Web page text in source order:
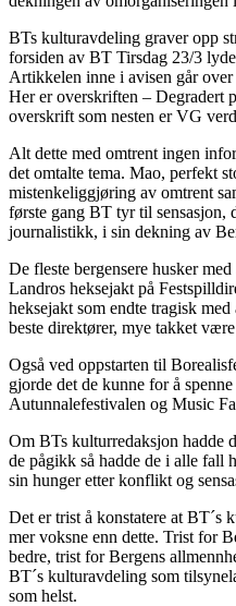
BTs kulturavdeling graver opp
forsiden av BT Tirsdag 23/3
Artikkelen inne i avisen går
Her er overskriften – Degradert
overskrift som nesten er VG
Alt dette med omtrent ingen
det omtalte tema. Mao, perfekt
mistenkeliggjøring av omtrent
første gang BT tyr til sensasjon,
journalistikk, i sin dekning av
De fleste bergensere husker
Landros heksejakt på
heksejakt som endte tragisk
beste direktører, mye takket
Også ved oppstarten til
gjorde det de kunne for å
Autunnalefestivalen og Music
Om BTs kulturredaksjon hadde
de pågikk så hadde de i alle fall
sin hunger etter konflikt og
Det er trist å konstatere at BT´s
mer voksne enn dette. Trist for
bedre, trist for Bergens
BT´s kulturavdeling som
som helst.